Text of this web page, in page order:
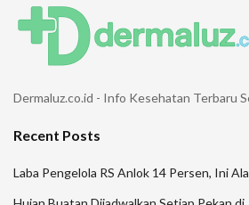
Dermaluz.co.id - Info Kesehatan Terbaru
Recent Posts
Laba Pengelola RS Anlok 14 Persen, Ini